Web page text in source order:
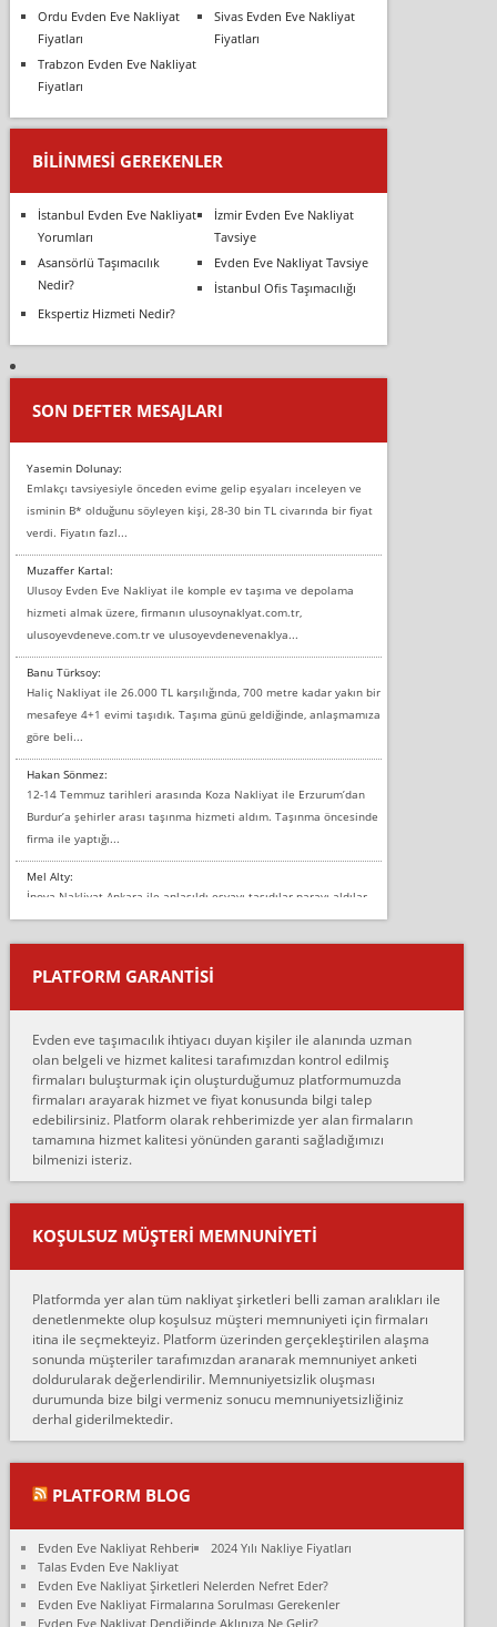
Ordu Evden Eve Nakliyat
Fiyatları
Sivas Evden Eve Nakliyat
Fiyatları
Trabzon Evden Eve Nakliyat
Fiyatları
BILINMESI GEREKENLER
İstanbul Evden Eve Nakliyat
Yorumları
İzmir Evden Eve Nakliyat
Tavsiye
Asansörlü Taşımacılık
Nedir?
Evden Eve Nakliyat Tavsiye
İstanbul Ofis Taşımacılığı
Ekspertiz Hizmeti Nedir?
SON DEFTER MESAJLARI
Yasemin Dolunay:
Emlakçı tavsiyesiyle önceden evime gelip eşyaları inceleyen ve
isminin B* olduğunu söyleyen kişi, 28-30 bin TL civarında bir fiyat
verdi. Fiyatın fazl...
Muzaffer Kartal:
Ulusoy Evden Eve Nakliyat ile komple ev taşıma ve depolama
hizmeti almak üzere, firmanın ulusoynaklyat.com.tr,
ulusoyevdeneve.com.tr ve ulusoyevdenevenaklya...
Banu Türksoy:
Haliç Nakliyat ile 26.000 TL karşılığında, 700 metre kadar yakın bir
mesafeye 4+1 evimi taşıdık. Taşıma günü geldiğinde, anlaşmamıza
göre beli...
Hakan Sönmez:
12-14 Temmuz tarihleri arasında Koza Nakliyat ile Erzurum’dan
Burdur’a şehirler arası taşınma hizmeti aldım. Taşınma öncesinde
firma ile yaptığı...
Mel Alty:
İnova Nakliyat Ankara ile anlaşıldı eşyayı taşıdılar parayı aldılar.
Salon duvarına bir baktım birisi boydan alüminyum renkli bantı
yapıştırm...
Murat:
çalıştıklarını, müş...
Ahmet:
Lüleburgaz güngünes evden eve naklyat eşyalarımı taşımak için
anlaştık sabah eve geldiklerinde de eşyalarımı düzgün şekilde
sarcaz demelerine r...
mehmet güldü:
Ankara ALİCANLAR NAKLİYAT Tutarsız ve ticari ahlak problemleri
var verdikleri fiyat teklifini arttırdılar. Sonrasında taşıma gününde
oldukça tutarsı...
Ankara Alicanlar naklyat tel 5465524025. 2600 TL'ye ankaradan
Konya ya Alicanlar naklyat la anlaştık bu şahıs evin taşınacağı gün
fiyatın mazoto gele...
Fatih kokmese:
Diyarbakır dan eşyamı getirtmek için anlaştım sözleşme yaptım.
Son anda fiyat artırdılar.. mecburiyetten tasittim.. bu kişiler ağrılı
Ali:
olduk. Asansörlü dediler sonra uraya asansör kurulmaz dediler
fark istediler. ortada asa...
Nimet:
Ben 2021 Ağustos ilk haftası Evimi taşıdım yani İstanbul'un bir
PLATFORM GARANTİSİ
Evden eve taşımacılık ihtiyacı duyan kişiler ile alanında uzman
olan belgeli ve hizmet kalitesi tarafımızdan kontrol edilmiş
firmaları buluşturmak için oluşturduğumuz platformumuzda
firmaları arayarak hizmet ve fiyat konusunda bilgi talep
edebilirsiniz. Platform olarak rehberimizde yer alan firmaların
tamamına hizmet kalitesi yönünden garanti sağladığımızı
bilmenizi isteriz.
KOŞULSUZ MÜŞTERI MEMNUNIYETI
Platformda yer alan tüm nakliyat şirketleri belli zaman aralıkları ile
denetlenmekte olup koşulsuz müşteri memnuniyeti için firmaları
itina ile seçmekteyiz. Platform üzerinden gerçekleştirilen alaşma
sonunda müşteriler tarafımızdan aranarak memnuniyet anketi
doldurularak değerlendirilir. Memnuniyetsizlik oluşması
durumunda bize bilgi vermeniz sonucu memnuniyetsizliğiniz
derhal giderilmektedir.
PLATFORM BLOG
Evden Eve Nakliyat Rehberi
2024 Yılı Nakliye Fiyatları
Talas Evden Eve Nakliyat
Evden Eve Nakliyat Şirketleri Nelerden Nefret Eder?
Evden Eve Nakliyat Firmalarına Sorulması Gerekenler
Evden Eve Nakliyat Dendiğinde Aklınıza Ne Gelir?